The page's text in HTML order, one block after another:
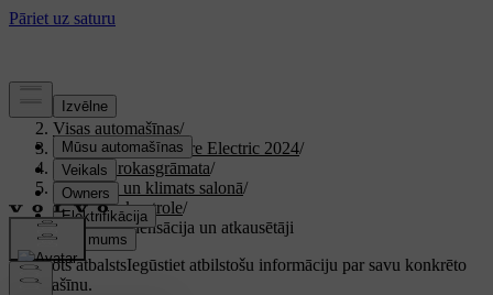
Atbalsts
Visas automašīnas/
XC40 Recharge Pure Electric 2024/
Lietotāja rokasgrāmata/
Komforts un klimats salonā/
Klimata kontrole/
Ledus, kondensācija un atkausētāji
Pielāgots atbalstsIegūstiet atbilstošu informāciju par savu konkrēto
automašīnu.